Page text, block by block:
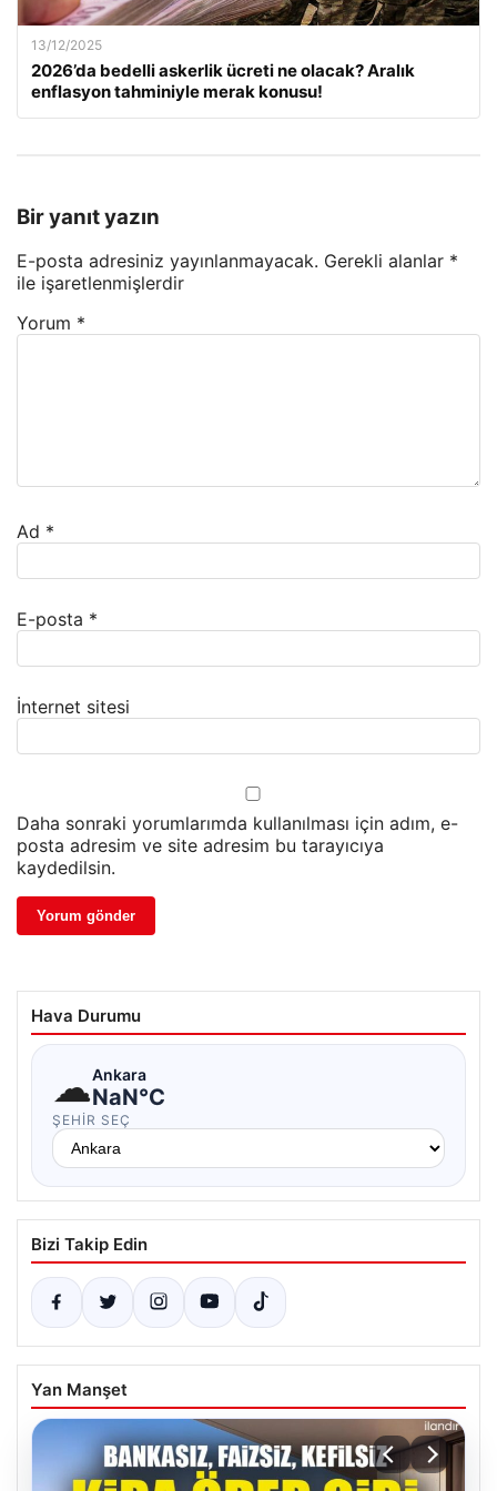
13/12/2025
2026’da bedelli askerlik ücreti ne olacak? Aralık
enflasyon tahminiyle merak konusu!
Bir yanıt yazın
E-posta adresiniz yayınlanmayacak. Gerekli alanlar *
ile işaretlenmişlerdir
Yorum *
Ad *
E-posta *
İnternet sitesi
Daha sonraki yorumlarımda kullanılması için adım, e-
posta adresim ve site adresim bu tarayıcıya
kaydedilsin.
Hava Durumu
☁Ankara
NaN°C
ŞEHIR SEÇ
Bizi Takip Edin
Yan Manşet